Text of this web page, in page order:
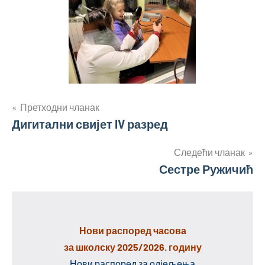
Кретање
чланка
Претходни чланак
Дигитални свијет IV разред
Следећи чланак
Сестре Ружичић
Нови распоред часова
за школску 2025/2026. годину